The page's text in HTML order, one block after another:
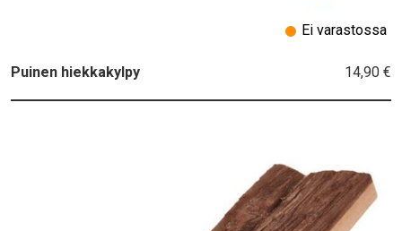
Puinen hiekkakylpy 14,90 €
Ei varastossa